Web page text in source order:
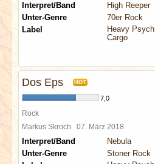
Interpret/Band
High Reeper
Unter-Genre
70er Rock
Label
Heavy Psych
Cargo
Dos Eps HOT
7,0
Rock
Markus Skroch 07. März 2018
Interpret/Band
Nebula
Unter-Genre
Stoner Rock